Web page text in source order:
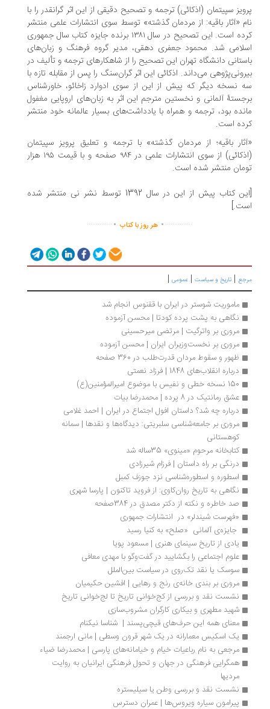
سپیتمان (اذکائی) ترجمه و تصحیح دقیقی از این اثر گرانقدر را با
«آثار باقیه: از مردمان گذشته» توسط سوی انتشارات علمی منتشر
کرده ‌است. این تصحیح در سال ۱۳۸۱ برنده جایزه کتاب سال جمهوری
شد. محمود جعفری دهقی، مدیر گروه فرهنگ و زبان‌های
دانشگاه تهران این تصحیح را از شاهکارهای ترجمه و تألیف در
می‌داند. اذکائی این اثر گران‌سنگ را پس از مقابله تازه با
نسخه دیگر که پیش از این از سوی ادوارد زاخائو، خاورشناس
آلمانی و نخستین مترجم این اثر به زبان‌های اروپایی مغفول
بود، ترجمه و همراه با یادداشت‌های بسیار عالمانه خود منتشر
‌است.
باقیه؛ از مردمان گذشته» با ترجمه و تعلیق پرویز سپیتمان
(اذکائی) از سوی انتشارات علمی در ۹۸۴ صفحه و با قیمت ۱۹۵ هزار
منتشر شده است.
[این کتاب پیش از این در سال 1392 توسط نشر نی منتشر شده
...............
. هر روز با کتاب .
..............
تاریخ و سیاست|عمومی |
ماموریت شوستر در ایران با ققنوس انجام شد
نگاهی به پشت پرده کودتا | محسن آزموده
مروری بر واترگیت | مرتضی میرحسینی
مروری بر نخست‌وزیران ایران | محسن آزموده
ظهور و سقوط مردان قدرت‌طلب در 360 صفحه
درباره انقلاب‌های 1848 | فرزاد نعمتی
عشق رمانتیک در 8 پرده | محمدرضا بیات
درباره چه شد؟ داستان افول اجتماع در ایران | احمد غلامی
مروری بر جامعه‌شناسی سلبریتی: دیدگاه‌ها و نقدها | سمانه
کوهستانی
کتابخانه مرحوم «مینوی» 35ساله شد
درنگی بر راه داستان‌ | فرزام شیرزادی
اسطوره و اسطوره‌شناسی نزد جوزف کمبل
نگاهی به تاریخ روان‌کاوی: از فروید تاکنون | پارسا شهری
صد خاطره‌ و نکته از دکتر مصدق در 384صفحه
«فهرست شیندلر» در  انتشارات جمهوری
جایزه‌ی آلمانی  «صلح» به کنیا رسید
یاد‌ی از تاریخ سینمای هنری | مسعود‌ پویا
علوم اجتماعی را بگشایید در گفت‌وگو با مهدی معافی
سوسک یا نقد تک‌روی در سیاست بین‌الملل
مروری بر بندی خانه‌ی رنج و رهایی | افشین حکیمیان
نشست نقد و بررسی از کج‌خوانی تاریخ تا لج‌خوانی تاریخ
شهید مطهری و بیکاری کارگران مشروب‌سازی
معنای همه این حرف‌های قیچی‌پسند |  شناسا نیکنام
یک اسکیس معمارانه در یک شهر قرون وسطی | مانی ارجمند
مرجعی به نام رباعیات خیام و خیامانه‌های پارسی | محمدرضا ضیاء
همگرایی فرهنگی در جهان و تحول فرهنگی ایرانیان به روایت
نشست نقد و بررسی وطن یا سیلیستره
پیرامون سیاره ویروس‌ها | عمران دسترس